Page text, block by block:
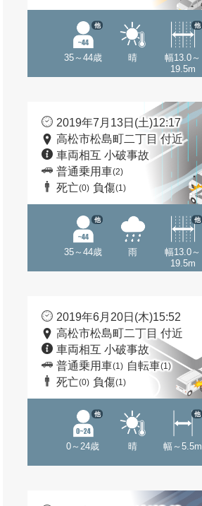
35～44歳
他
晴
幅13.0～
19.5m
他
2019年7月13日(土)12:17
高松市松島町二丁目 付近
車両相互 小破事故
普通乗用車(2)
死亡(0) 負傷(1)
35～44歳
他
雨
幅13.0～
19.5m
他
2019年6月20日(木)15:52
高松市松島町二丁目 付近
車両相互 小破事故
普通乗用車(1) 自転車(1)
死亡(0) 負傷(1)
0～24歳
他
晴 幅～5.5m
他